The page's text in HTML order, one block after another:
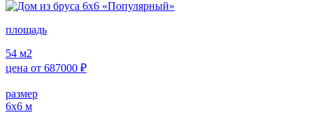
площадь
54 м2
цена от 687000 ₽
размер
6х6 м